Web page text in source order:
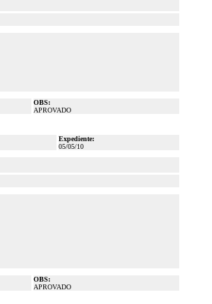
OBS:
APROVADO
Expediente:
05/05/10
OBS:
APROVADO